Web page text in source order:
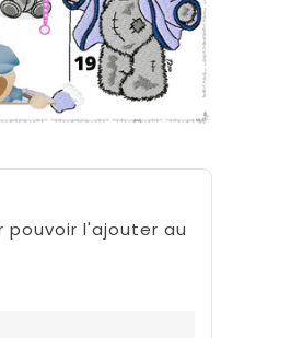
pouvoir l'ajouter au